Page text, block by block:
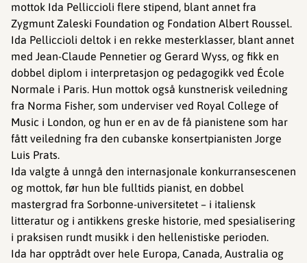
mottok Ida Pelliccioli flere stipend, blant annet fra
Zygmunt Zaleski Foundation og Fondation Albert Roussel.
Ida Pelliccioli deltok i en rekke mesterklasser, blant annet
med Jean-Claude Pennetier og Gerard Wyss, og fikk en
dobbel diplom i interpretasjon og pedagogikk ved École
Normale i Paris. Hun mottok også kunstnerisk veiledning
fra Norma Fisher, som underviser ved Royal College of
Music i London, og hun er en av de få pianistene som har
fått veiledning fra den cubanske konsertpianisten Jorge
Luis Prats.
Ida valgte å unngå den internasjonale konkurransescenen
og mottok, før hun ble fulltids pianist, en dobbel
mastergrad fra Sorbonne-universitetet – i italiensk
litteratur og i antikkens greske historie, med spesialisering
i praksisen rundt musikk i den hellenistiske perioden.
Ida har opptrådt over hele Europa, Canada, Australia og